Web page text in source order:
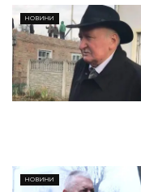
НОВИНИ
НОВИНИ